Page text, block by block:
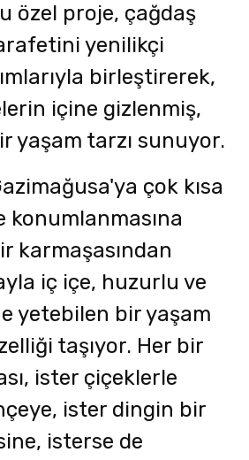
özel proje, çağdaş
yenilikçi
birleştirerek,
içine gizlenmiş,
yaşam tarzı sunuyor.
çok kısa
konumlanmasına
karmaşasından
iç içe, huzurlu ve
yetebilen bir yaşam
taşıyor. Her bir
ister çiçeklerle
ister dingin bir
isterse de